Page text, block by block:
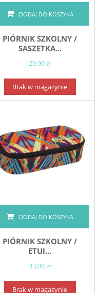
DODAJ DO KOSZYKA
PIÓRNIK SZKOLNY /
SASZETKA...
29,90 zł
Brak w magazynie
DODAJ DO KOSZYKA
PIÓRNIK SZKOLNY /
ETUI...
33,00 zł
Brak w magazynie